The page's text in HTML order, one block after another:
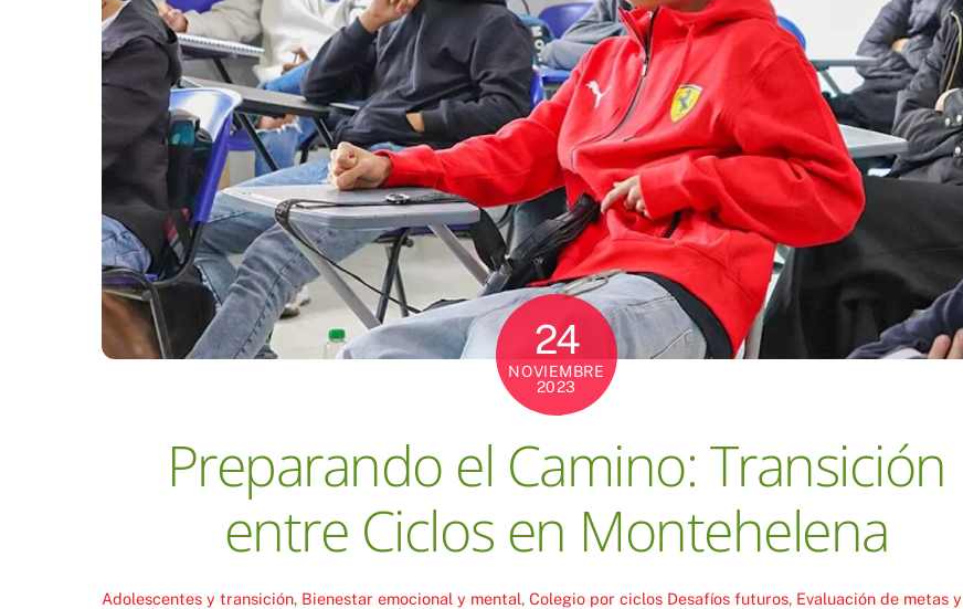
24
NOVIEMBRE
2023
Preparando el Camino: Transición
entre Ciclos en Montehelena
Adolescentes y transición, Bienestar emocional y mental, Colegio por ciclos Desafíos futuros, Evaluación de metas y